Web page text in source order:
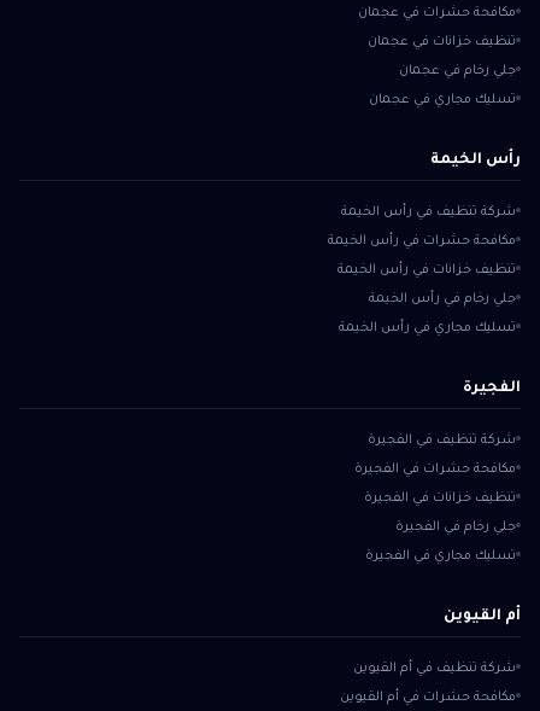
مكافحة حشرات في عجمان
تنظيف خزانات في عجمان
جلي رخام في عجمان
تسليك مجاري في عجمان
رأس الخيمة
شركة تنظيف في رأس الخيمة
مكافحة حشرات في رأس الخيمة
تنظيف خزانات في رأس الخيمة
جلي رخام في رأس الخيمة
تسليك مجاري في رأس الخيمة
الفجيرة
شركة تنظيف في الفجيرة
مكافحة حشرات في الفجيرة
تنظيف خزانات في الفجيرة
جلي رخام في الفجيرة
تسليك مجاري في الفجيرة
أم القيوين
شركة تنظيف في أم القيوين
مكافحة حشرات في أم القيوين